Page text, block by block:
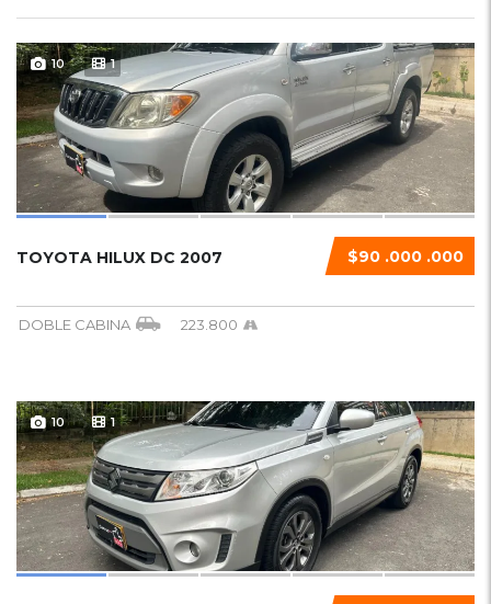
10 1
$90 .000 .000
TOYOTA HILUX DC 2007
DOBLE CABINA 223.800
10 1